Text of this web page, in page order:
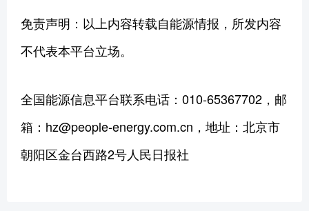
免责声明：以上内容转载自能源情报，所发内容
不代表本平台立场。
全国能源信息平台联系电话：010-65367702，邮
箱：hz@people-energy.com.cn，地址：北京市
朝阳区金台西路2号人民日报社